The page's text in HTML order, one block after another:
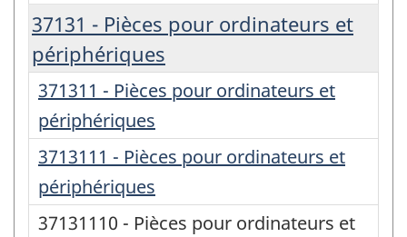
37131 - Pièces pour ordinateurs et
périphériques
371311 - Pièces pour ordinateurs et
périphériques
3713111 - Pièces pour ordinateurs et
périphériques
37131110 - Pièces pour ordinateurs et